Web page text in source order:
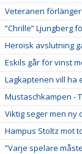
Veteranen förlänger
”Chrille” Ljungberg
Heroisk avslutning
Eskils går för vinst
Lagkaptenen vill ha
Mustaschkampen -
Viktig seger men ny
Hampus Stoltz mot
”Varje spelare